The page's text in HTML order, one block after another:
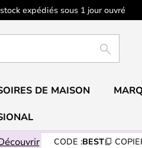
expédiés sous 1 jour ouvré
DE MAISON
CODE :BEST